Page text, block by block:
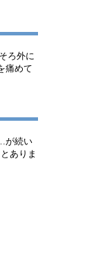
ろ外に
痛めて
が続い
ありま